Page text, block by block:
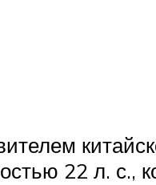
22 л. с.,